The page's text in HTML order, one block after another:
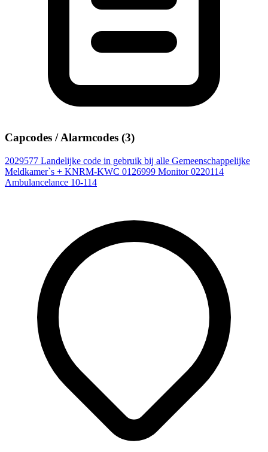
Capcodes / Alarmcodes (3)
2029577 Landelijke code in gebruik bij alle Gemeenschappelijke
Meldkamer`s + KNRM-KWC 0126999 Monitor 0220114
Ambulancelance 10-114